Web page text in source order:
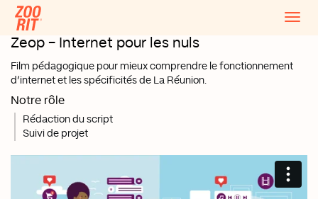
Passer
contenu
Zeop - Internet pour les nuls
Film pédagogique pour mieux comprendre le fonctionnement
d’internet et les spécificités de La Réunion.
Notre rôle
Rédaction du script
Suivi de projet